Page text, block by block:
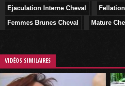
Ejaculation Interne Cheval
Femmes Brunes Cheval
Mature
VIDÉOS SIMILAIRES